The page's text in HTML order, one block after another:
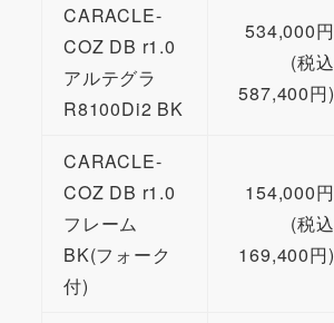
CARACLE-
COZ DB r1.0
アルテグラ
R8100Di2 BK
534,000円
(税込
587,400円)
CARACLE-
COZ DB r1.0
フレーム
BK(フォーク
付)
154,000円
(税込
169,400円)